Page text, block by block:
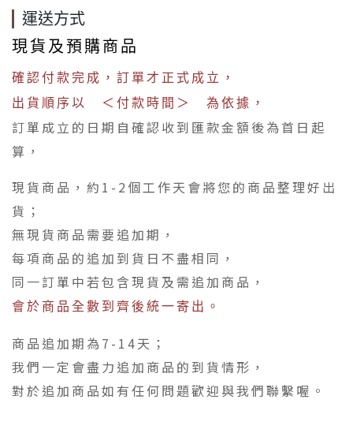
運送方式
現貨及預購商品
確認付款完成，訂單才正式成立，
出貨順序以 ＜付款時間＞ 為依據，
訂單成立的日期自確認收到匯款金額後為首日起
算，
現貨商品，約1-2個工作天會將您的商品整理好出
貨；
無現貨商品需要追加期，
每項商品的追加到貨日不盡相同，
同一訂單中若包含現貨及需追加商品，
會於商品全數到齊後統一寄出。
商品追加期為7-14天；
我們一定會盡力追加商品的到貨情形，
對於追加商品如有任何問題歡迎與我們聯繫喔。